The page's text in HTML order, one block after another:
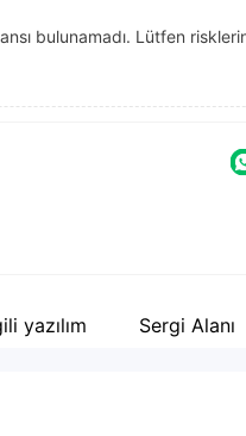
bulunamadı. Lütfen
yazılım Sergi Alanı